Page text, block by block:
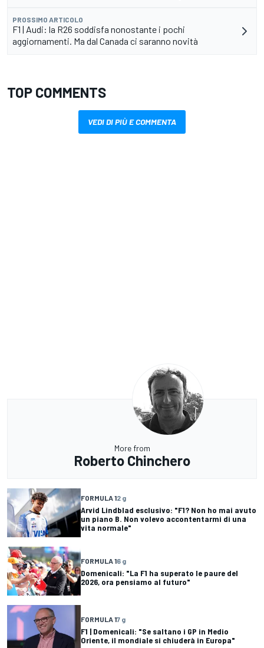
PROSSIMO ARTICOLO
F1 | Audi: la R26 soddisfa nonostante i pochi
aggiornamenti. Ma dal Canada ci saranno novità
TOP COMMENTS
VEDI DI PIÙ E COMMENTA
More from
Roberto Chinchero
FORMULA 12 g
Arvid Lindblad esclusivo: "F1? Non ho mai avuto
un piano B. Non volevo accontentarmi di una
vita normale"
FORMULA 16 g
Domenicali: "La F1 ha superato le paure del
2026, ora pensiamo al futuro"
FORMULA 17 g
F1 | Domenicali: "Se saltano i GP in Medio
Oriente, il mondiale si chiuderà in Europa"